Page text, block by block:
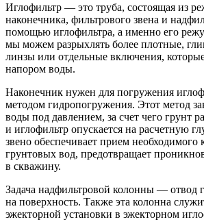
Иглофильтр — это труба, состоящая из
наконечника, фильтрового звена и
помощью иглофильтра, а именно его
мы можем разрыхлять более плотные,
линзы или отдельные включения,
напором воды.
Наконечник нужен для погружения
методом гидропогружения. Этот метод
воды под давлением, за счет чего грунт
и иглофильтр опускается на расчетную
звено обеспечивает прием необходимого
грунтовых вод, предотвращает
в скважину.
Задача надфильтровой колонны — отвод
на поверхность. Также эта колонна
эжекторной установки в эжекторном